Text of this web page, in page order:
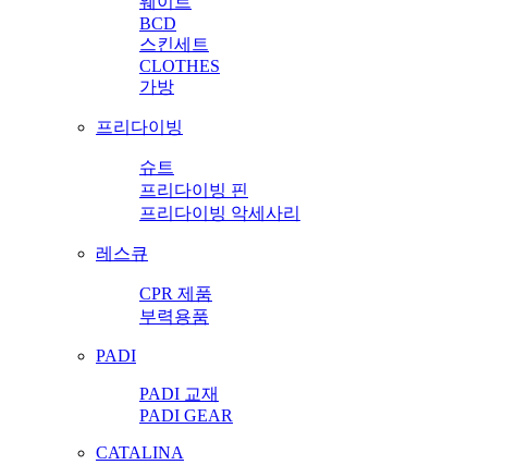
BCD
스킨세트
CLOTHES
가방
프리다이빙
슈트
프리다이빙 핀
프리다이빙 악세사리
레스큐
CPR 제품
부력용품
PADI
PADI 교재
PADI GEAR
CATALINA